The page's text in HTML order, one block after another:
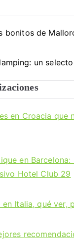
bonitos de
un
en Croacia que
en
Hotel Club 29
Italia, qué ver,